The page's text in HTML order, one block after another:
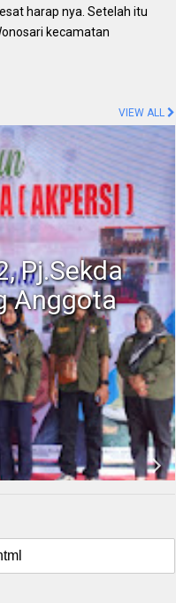
harap nya. Setelah itu
kecamatan
VIEW ALL
Pj.Sekda
Anggota